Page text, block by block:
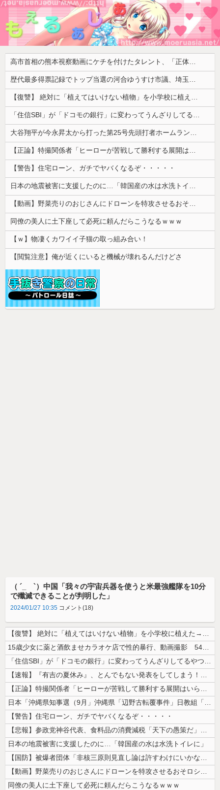
高市首相の熊本視察動画にケチを付けたタレント、「正体バレバレよな」と黒電話の呼び方であっさりと……
歴代最多得票記録でトップ当選の河合ゆうすけ市議、埼玉知事選（来年８月）に立候補表明！「埼玉県の外国人問題を解決するには、知事選で保守の政治家が立ち上がるしかない」保守一本化を訴え
【復讐】 絶対に「植えてはいけない植物」を小学校に植えた→20年経って見に行くと…「！？」衝撃の光景が・・・
「住信SBI」が「ドコモの銀行」に変わってうんざりしてるやつｗｗｗｗｗｗｗ
大谷翔平が今永昇太から打った第25号先頭打者ホームランに全米騒然！←「トモダチから打つのが好きだね」（海外の反応）
【正論】特撮関係者「ヒーローが苦戦して勝利する展開はいらない。それで特撮は凋落した」
【警告】住宅ローン、ガチでヤバくなるぞ・・・・・
日本の地震被害に支援したのに…「韓国産の水は水洗トイレに」
【動画】野菜売りのおじさんにドローンを特攻させるおそロシア。
同僚の美人に土下座して必死に頼んだらこうなるｗｗｗ
【ｗ】物凄くカワイイ子猫の取っ組み合い！
【閲覧注意】俺が近くにいると機械が壊れるんだけどさ
（ ´_ゝ`）中国「我々の宇宙兵器を使うと米最強艦隊を10分
で殲滅できることが判明した」
2024/01/27 10:35 コメント(18)
【復讐】 絶対に「植えてはいけない植物」を小学校に植えた→20年経って...
15歳少女に薬と酒飲ませカラオケ店で性的暴行、動画撮影 54歳無職を再...
「住信SBI」が「ドコモの銀行」に変わってうんざりしてるやつｗｗｗｗｗ...
【速報】『有吉の夏休み』、とんでもない発表をしてしまう！！！！！
【正論】特撮関係者「ヒーローが苦戦して勝利する展開はいらない。それで特...
日本「沖縄県知事選（9月」沖縄県「辺野古転覆事件」日教組「同志社批判！...
【警告】住宅ローン、ガチでヤバくなるぞ・・・・・
【悲報】参政党神谷代表、食料品の消費減税「天下の愚策だ」と批判ｗｗｗｗ...
日本の地震被害に支援したのに…「韓国産の水は水洗トイレに」
【国防】被爆者団体「非核三原則見直し論は許すわけにいかない」 ネット「...
【動画】野菜売りのおじさんにドローンを特攻させるおそロシア。
同僚の美人に土下座して必死に頼んだらこうなるｗｗｗ